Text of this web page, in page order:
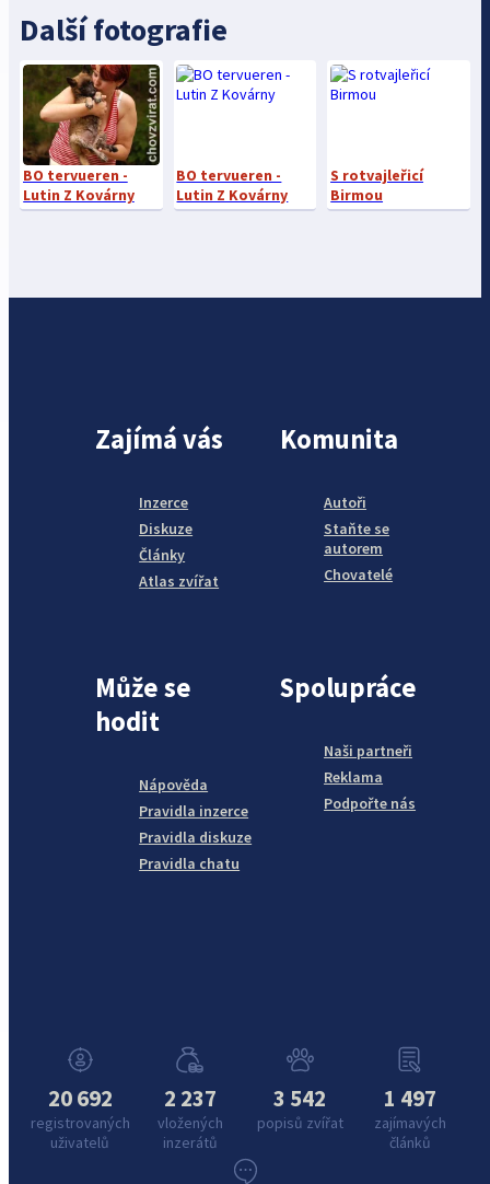
Další fotografie
BO tervueren -
Lutin Z Kovárny
BO tervueren -
Lutin Z Kovárny
S rotvajleřicí
Birmou
Zajímá vás
Inzerce
Diskuze
Články
Atlas zvířat
Komunita
Autoři
Staňte se
autorem
Chovatelé
Může se
hodit
Nápověda
Pravidla inzerce
Pravidla diskuze
Pravidla chatu
Spolupráce
Naši partneři
Reklama
Podpořte nás
20 692
registrovaných
uživatelů
2 237
vložených
inzerátů
3 542
popisů zvířat
1 497
zajímavých
článků